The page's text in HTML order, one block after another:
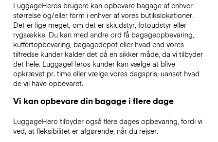
LuggageHeros brugere kan opbevare bagage af enhver
størrelse og/eller form i enhver af vores butikslokationer.
Det er lige meget, om det er skiudstyr, fotoudstyr eller
rygsække. Du kan med andre ord få bagageopbevaring,
kuffertopbevaring, bagagedepot eller hvad end vores
tilfredse kunder kalder det på en sikker måde, da vi tilbyder
det hele. LuggageHeros kunder kan vælge at blive
opkrævet pr. time eller vælge vores dagspris, uanset hvad
de vil have opbevaret.
Vi kan opbevare din bagage i flere dage
LuggageHero tilbyder også flere dages opbevaring, fordi vi
ved, at fleksibilitet er afgørende, når du rejser.